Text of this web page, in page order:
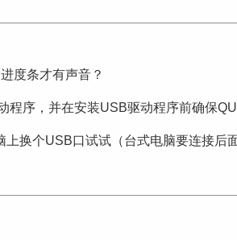
度条才有声音？
序，并在安装USB驱动程序前确保
换个USB口试试（台式电脑要连接后